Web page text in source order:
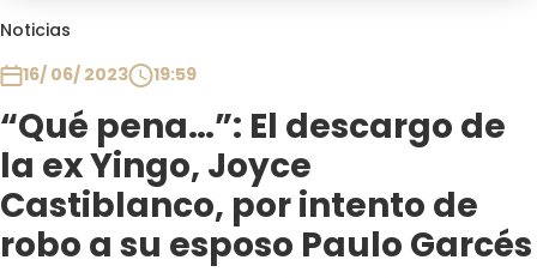
Noticias
16/ 06/ 2023
19:59
“Qué pena…”: El descargo de
la ex Yingo, Joyce
Castiblanco, por intento de
robo a su esposo Paulo Garcés
Plan Perfecto
El Tiempo
Sabingo
Todos Los Programas